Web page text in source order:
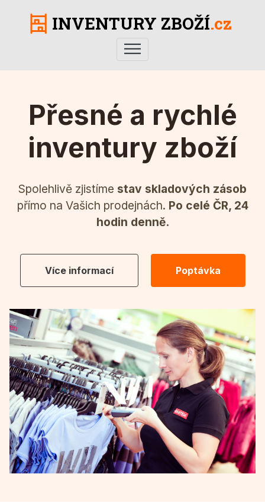
INVENTURY ZBOŽÍ.cz
Přesné a rychlé
inventury zboží
Spolehlivě zjistíme stav skladových zásob
přímo na Vašich prodejnách. Po celé ČR, 24
hodin denně.
Více informací Poptávka